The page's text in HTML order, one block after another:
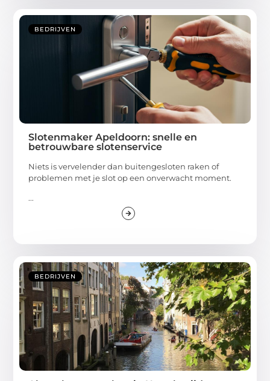
BEDRIJVEN
Slotenmaker Apeldoorn: snelle en
betrouwbare slotenservice
Niets is vervelender dan buitengesloten raken of
problemen met je slot op een onverwacht moment.
...
BEDRIJVEN